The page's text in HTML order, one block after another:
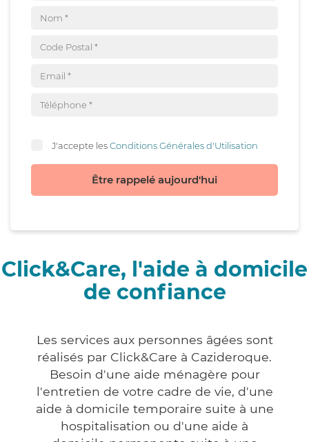
J'accepte lesConditions Générales d'Utilisation
Être rappelé aujourd'hui
Click&Care, l'aide à domicile
de confiance
Les services aux personnes âgées sont
réalisés par Click&Care à Cazideroque.
Besoin d'une aide ménagère pour
l'entretien de votre cadre de vie, d'une
aide à domicile temporaire suite à une
hospitalisation ou d'une aide à